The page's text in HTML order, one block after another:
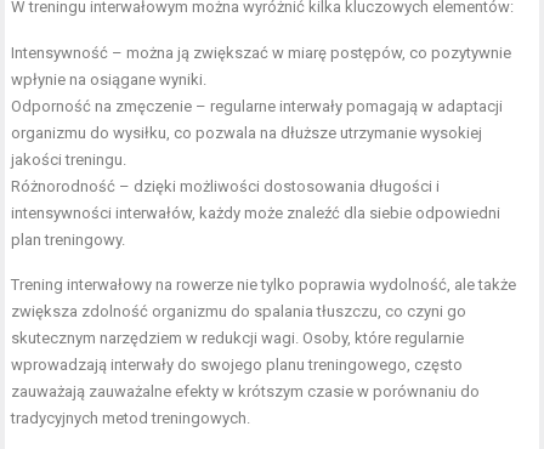
W treningu interwałowym można wyróżnić kilka kluczowych elementów:
Intensywność – można ją zwiększać w miarę postępów, co pozytywnie
wpłynie na osiągane wyniki.
Odporność na zmęczenie – regularne interwały pomagają w adaptacji
organizmu do wysiłku, co pozwala na dłuższe utrzymanie wysokiej
jakości treningu.
Różnorodność – dzięki możliwości dostosowania długości i
intensywności interwałów, każdy może znaleźć dla siebie odpowiedni
plan treningowy.
Trening interwałowy na rowerze nie tylko poprawia wydolność, ale także
zwiększa zdolność organizmu do spalania tłuszczu, co czyni go
skutecznym narzędziem w redukcji wagi. Osoby, które regularnie
wprowadzają interwały do swojego planu treningowego, często
zauważają zauważalne efekty w krótszym czasie w porównaniu do
tradycyjnych metod treningowych.